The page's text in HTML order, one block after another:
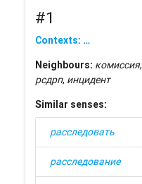
#1
Contexts: …
Neighbours: комиссия,
рсдрп, инцидент
Similar senses:
расследовать
расследование